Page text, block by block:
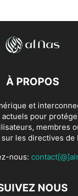
À PROPOS
et
pour
membres
sur les directives de
nous:
NOUS